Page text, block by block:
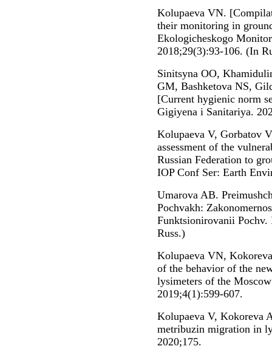
Kolupaeva VN.
their monitoring in
Ekologicheskogo
2018;29(3):93-106. (In
Sinitsyna OO,
GM, Bashketova NS,
[Current hygienic norm
Gigiyena i Sanitariya.
Kolupaeva V, Gorbatov
assessment of the
Russian Federation to
IOP Conf Ser: Earth
Umarova AB.
Pochvakh:
Funktsionirovanii Pochv.
Russ.)
Kolupaeva VN,
of the behavior of the
lysimeters of the
2019;4(1):599-607.
Kolupaeva V, Kokoreva
metribuzin migration in
2020;175.